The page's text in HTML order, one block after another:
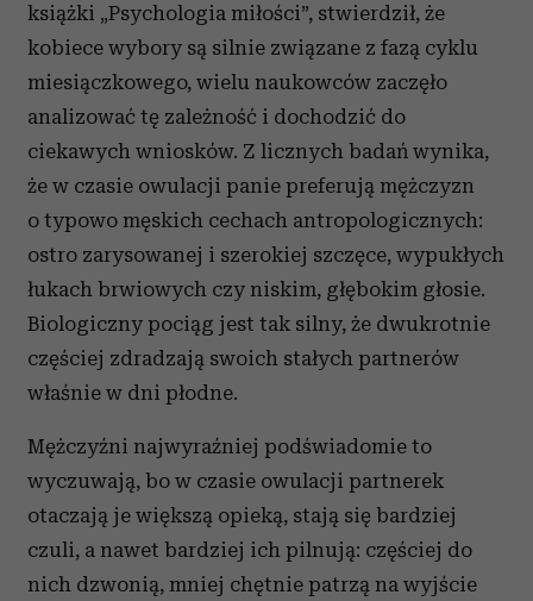
książki „Psychologia miłości”, stwierdził, że
kobiece wybory są silnie związane z fazą cyklu
miesiączkowego, wielu naukowców zaczęło
analizować tę zależność i dochodzić do
ciekawych wniosków. Z licznych badań wynika,
że w czasie owulacji panie preferują mężczyzn
o typowo męskich cechach antropologicznych:
ostro zarysowanej i szerokiej szczęce, wypukłych
łukach brwiowych czy niskim, głębokim głosie.
Biologiczny pociąg jest tak silny, że dwukrotnie
częściej zdradzają swoich stałych partnerów
właśnie w dni płodne.
Mężczyźni najwyraźniej podświadomie to
wyczuwają, bo w czasie owulacji partnerek
otaczają je większą opieką, stają się bardziej
czuli, a nawet bardziej ich pilnują: częściej do
nich dzwonią, mniej chętnie patrzą na wyjście